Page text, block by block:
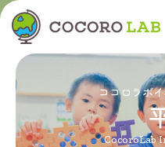
ココロラボ
CocoroLab